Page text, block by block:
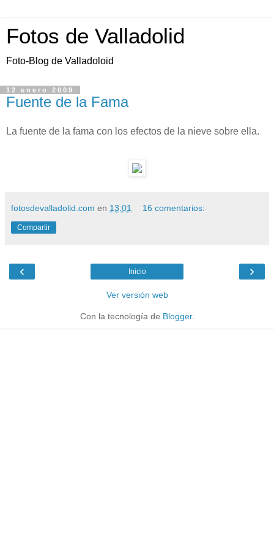
Fotos de Valladolid
Foto-Blog de Valladoloid
12 enero 2009
Fuente de la Fama
La fuente de la fama con los efectos de la nieve sobre ella.
fotosdevalladolid.com en 13:01 16 comentarios:
Compartir
‹ ›
Inicio
Ver versión web
Con la tecnología de Blogger.